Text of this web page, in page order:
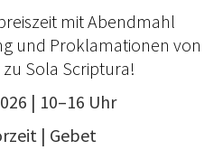
mit Abendmahl
und Proklamationen von
zu Sola Scriptura!
| 10–16 Uhr
| Gebet